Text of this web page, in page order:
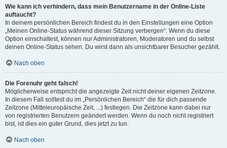
Wie kann ich verhindern, dass mein Benutzername in der Online-Liste
auftaucht?
In deinem persönlichen Bereich findest du in den Einstellungen eine Option
„Meinen Online-Status während dieser Sitzung verbergen“. Wenn du diese
Option einschaltest, können nur Administratoren, Moderatoren und du selbst
deinen Online-Status sehen. Du wirst dann als unsichtbarer Besucher gezählt.
Nach oben
Die Forenuhr geht falsch!
Möglicherweise entspricht die angezeigte Zeit nicht deiner eigenen Zeitzone.
In diesem Fall solltest du im „Persönlichen Bereich“ die für dich passende
Zeitzone (Mitteleuropäische Zeit, ...) festlegen. Die Zeitzone kann dabei nur
von registrierten Benutzern geändert werden. Wenn du noch nicht registriert
bist, ist dies ein guter Grund, dies jetzt zu tun.
Nach oben